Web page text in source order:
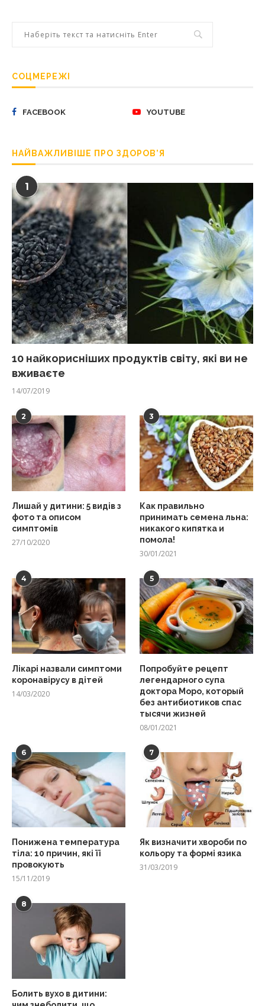
СОЦМЕРЕЖІ
FACEBOOK YOUTUBE
НАЙВАЖЛИВІШЕ ПРО ЗДОРОВ’Я
1
10 найкорисніших продуктів світу, які ви не
вживаєте
14/07/2019
2
Лишай у дитини: 5 видів з
фото та описом
симптомів
27/10/2020
3
Как правильно
принимать семена льна:
никакого кипятка и
помола!
30/01/2021
4
Лікарі назвали симптоми
коронавірусу в дітей
14/03/2020
5
Попробуйте рецепт
легендарного супа
доктора Моро, который
без антибиотиков спас
тысячи жизней
08/01/2021
6
Понижена температура
тіла: 10 причин, які її
провокують
15/11/2019
7
Як визначити хвороби по
кольору та формі язика
31/03/2019
8
Болить вухо в дитини: